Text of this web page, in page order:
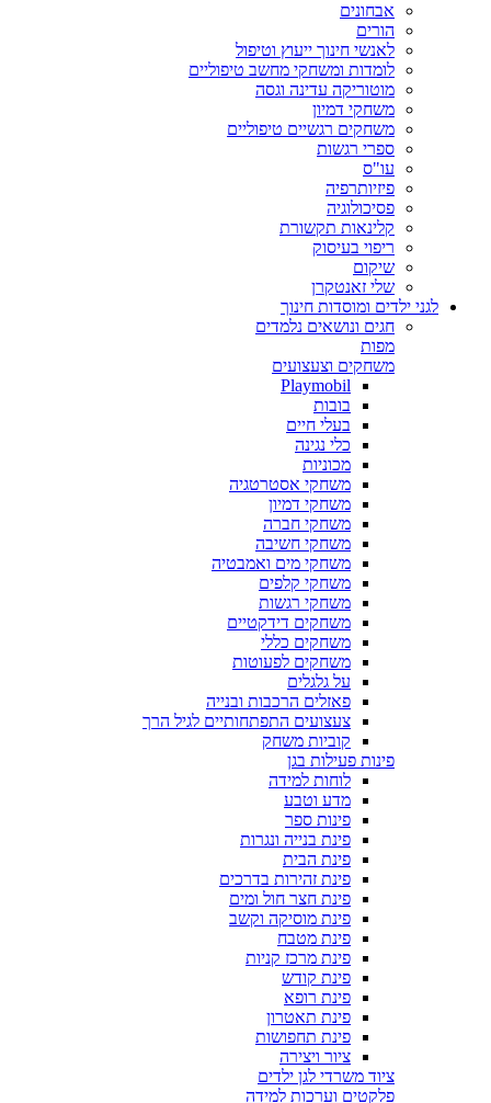
אבחונים
הורים
לאנשי חינוך ייעוץ וטיפול
לומדות ומשחקי מחשב טיפוליים
מוטוריקה עדינה וגסה
משחקי דמיון
משחקים רגשיים טיפוליים
ספרי רגשות
עו"ס
פיזיותרפיה
פסיכולוגיה
קלינאות תקשורת
ריפוי בעיסוק
שיקום
שלי זאנטקרן
לגני ילדים ומוסדות חינוך
חגים ונושאים נלמדים
מפות
משחקים וצעצועים
Playmobil
בובות
בעלי חיים
כלי נגינה
מכוניות
משחקי אסטרטגיה
משחקי דמיון
משחקי חברה
משחקי חשיבה
משחקי מים ואמבטיה
משחקי קלפים
משחקי רגשות
משחקים דידקטיים
משחקים כללי
משחקים לפעוטות
על גלגלים
פאזלים הרכבות ובנייה
צעצועים התפתחותיים לגיל הרך
קוביות משחק
פינות פעילות בגן
לוחות למידה
מדע וטבע
פינות ספר
פינת בנייה ונגרות
פינת הבית
פינת זהירות בדרכים
פינת חצר חול ומים
פינת מוסיקה וקשב
פינת מטבח
פינת מרכז קניות
פינת קודש
פינת רופא
פינת תאטרון
פינת תחפושות
ציור ויצירה
ציוד משרדי לגן ילדים
פלקטים וערכות למידה